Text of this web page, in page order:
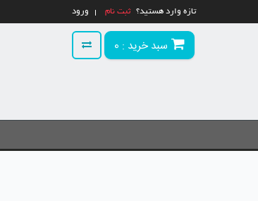
تازه وارد هستید؟ ثبت نام ورود
سبد خرید : 0